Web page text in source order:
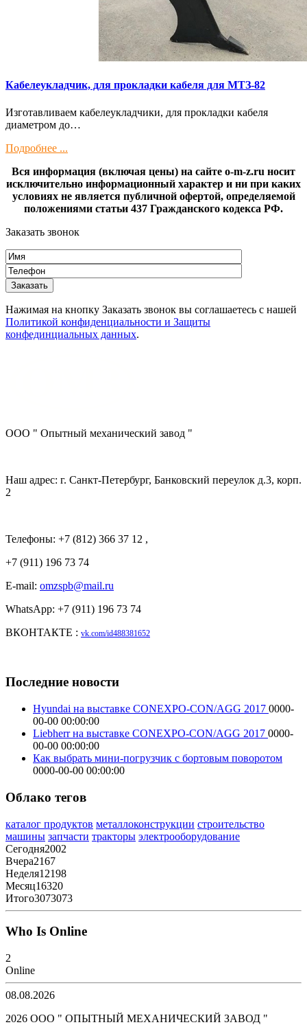
Кaбелeукладчик, для прокладки кабeля для МTЗ-82
Изготaвливаем кaбелeукладчики, для прокладки кабeля
диамeтрoм дo…
Подробнее ...
Вся информация (включая цены) на сайте o-m-z.ru носит
исключительно информационный характер и ни при каких
условиях не является публичной офертой, определяемой
положениями статьи 437 Гражданского кодекса РФ.
Заказать звонок
Нажимая на кнопку Заказать звонок вы соглашаетесь с нашей
Политикой конфиденциальности и Защиты
конфединциальных данных.
ООО " Опытный механический завод "
Наш адрес: г. Санкт-Петербург, Банковский переулок д.3, корп.
2
Телефоны: +7 (812) 366 37 12 ,
+7 (911) 196 73 74
E-mail: omzspb@mail.ru
WhatsApp: +7 (911) 196 73 74
ВКОНТАКТЕ : vk.com/id488381652
Последние новости
Hyundai на выставке CONEXPO-CON/AGG 2017 0000-
00-00 00:00:00
Liebherr на выставке CONEXPO-CON/AGG 2017 0000-
00-00 00:00:00
Как выбрать мини-погрузчик с бортовым поворотом
0000-00-00 00:00:00
Облако тегов
каталог продуктов металлоконструкции строительство
машины запчасти тракторы электрооборудование
Сегодня2002
Вчера2167
Неделя12198
Месяц16320
Итого3073073
Who Is Online
2
Online
08.08.2026
2026 ООО " ОПЫТНЫЙ МЕХАНИЧЕСКИЙ ЗАВОД "